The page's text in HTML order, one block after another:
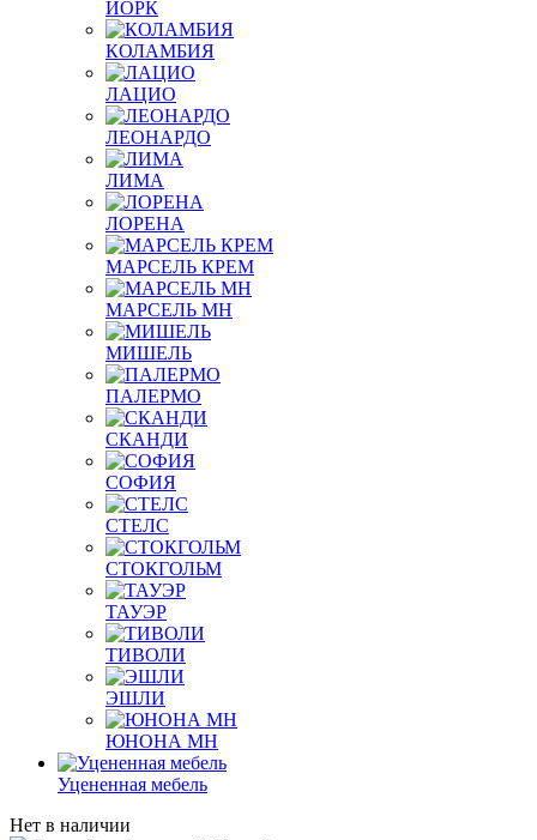
ЙОРК
КОЛАМБИЯ
ЛАЦИО
ЛЕОНАРДО
ЛИМА
ЛОРЕНА
МАРСЕЛЬ КРЕМ
МАРСЕЛЬ МН
МИШЕЛЬ
ПАЛЕРМО
СКАНДИ
СОФИЯ
СТЕЛС
СТОКГОЛЬМ
ТАУЭР
ТИВОЛИ
ЭШЛИ
ЮНОНА МН
Уцененная мебель
Нет в наличии